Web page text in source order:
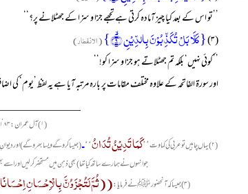
’’تو اس کے بعد کیا چیز آمادہ کرتی ہے تجھے جزا و سزا کے جھٹلانے پر؟‘‘
(۳) {کَلَّا بَلۡ تُکَذِّبُوۡنَ بِالدِّیۡنِ ۙ﴿۹﴾} (الانفطار)
’’کوئی نہیں‘ بلکہ تم جھٹلاتے ہو جزا و سزا کو!‘‘
اور سورۃ الفاتحہ کے علاوہ مختلف مقامات پر بارہ مرتبہ آیا ہے یہ لفظ ’یوم‘
(۱) آل عمران:۸۳‘ النور: ۲‘ النصر: ۲۔
(۲) یہاں چاہیں تو عربی کی کہاوت
’’کَمَا تَدِیْنُ تُدَانُ‘‘ـ(جیسا کرو گے ویسا بھرو گے) اور
جو انہوں نے ہمارے ساتھ کیا تھا) بھی ذہن میں مستحضر کر لیں اور اسے
(۳) جیسا کہ آنحضورﷺ نے فرمایا:
((ثُمَّ لَتُجْزَوُنَّ بِالْاِحْسَانِ